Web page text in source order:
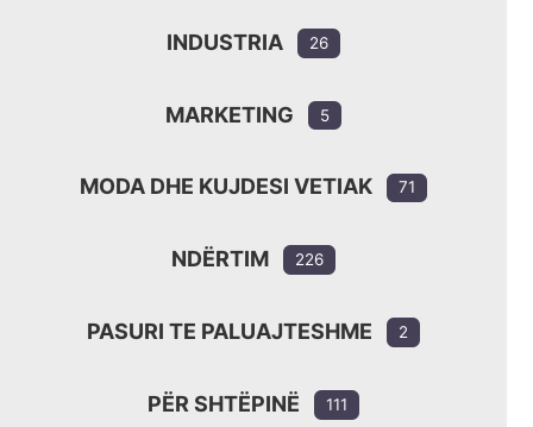
INDUSTRIA 26
MARKETING 5
MODA DHE KUJDESI VETIAK 71
NDËRTIM 226
PASURI TE PALUAJTESHME 2
PËR SHTËPINË 111